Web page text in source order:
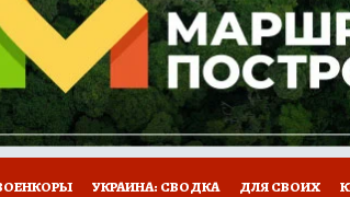
НОВОЕ НА САЙТЕ
УКРАИНА: СВОДКА ДЛЯ СВОИХ